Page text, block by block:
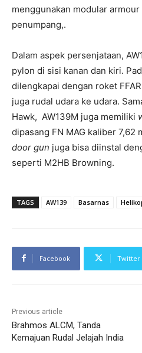
menggunakan modular
penumpang,.
Dalam aspek persenjataan,
pylon di sisi kanan dan kiri.
dilengkapai dengan roket
juga rudal udara ke udara.
Hawk, AW139M juga memiliki
dipasang FN MAG kaliber 7,62
door gun juga bisa diinstal
seperti M2HB Browning.
TAGS AW139 Basarnas
Facebook Twitter
Previous article
Brahmos ALCM, Tanda
Kemajuan Rudal Jelajah India